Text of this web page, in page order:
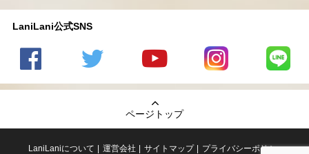
LaniLani公式SNS
の
のtwitter
の
Youtube
チャンネ
LaniLani
LaniLani
ページトップ
LaniLaniについて 運営会社 サイトマップ プライバシーポリシー